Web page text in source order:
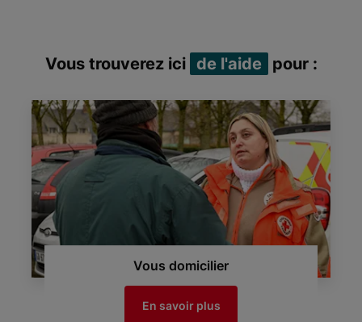
Vous trouverez ici de l'aide pour :
Vous domicilier
En savoir plus